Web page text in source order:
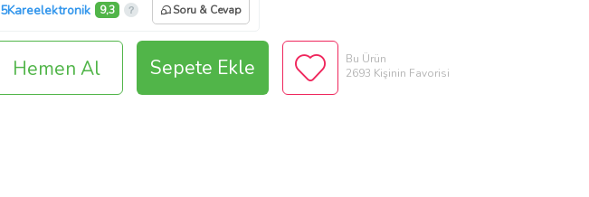
5Kareelektronik 9,3 Soru & Cevap
Hemen Al Sepete Ekle
Bu Ürün
2693 Kişinin Favorisi